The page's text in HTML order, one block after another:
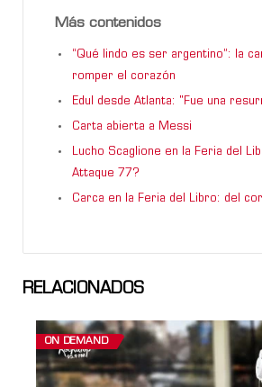
Más contenidos
“Qué lindo es ser argentino”: la
romper el corazón
Edul desde Atlanta: "Fue una
Carta abierta a Messi
Lucho Scaglione en la Feria del
Attaque 77?
Carca en la Feria del Libro: del
RELACIONADOS
ON DEMAND